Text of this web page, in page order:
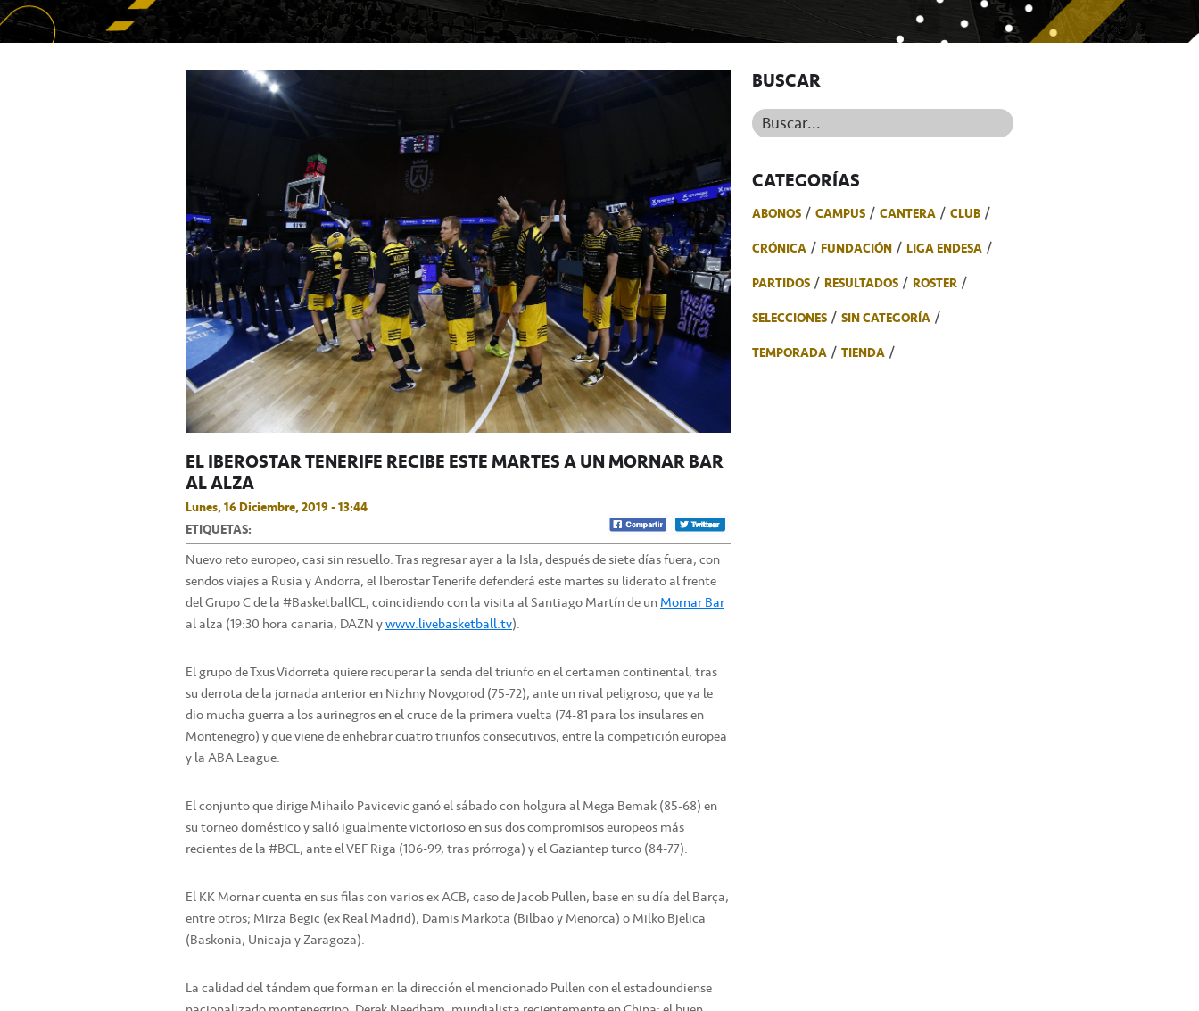
EL IBEROSTAR TENERIFE RECIBE ESTE MARTES A UN MORNAR BAR
AL ALZA
Lunes, 16 Diciembre, 2019 - 13:44
ETIQUETAS:
Nuevo reto europeo, casi sin resuello. Tras regresar ayer a la Isla, después de siete días fuera, con
sendos viajes a Rusia y Andorra, el Iberostar Tenerife defenderá este martes su liderato al frente
del Grupo C de la #BasketballCL, coincidiendo con la visita al Santiago Martín de unMornar Bar
al alza (19:30 hora canaria, DAZN ywww.livebasketball.tv).
El grupo de Txus Vidorreta quiere recuperar la senda del triunfo en el certamen continental, tras
su derrota de la jornada anterior en Nizhny Novgorod (75-72), ante un rival peligroso, que ya le
dio mucha guerra a los aurinegros en el cruce de la primera vuelta (74-81 para los insulares en
Montenegro) y que viene de enhebrar cuatro triunfos consecutivos, entre la competición europea
y la ABA League.
El conjunto que dirige Mihailo Pavicevic ganó el sábado con holgura al Mega Bemak (85-68) en
su torneo doméstico y salió igualmente victorioso en sus dos compromisos europeos más
recientes de la #BCL, ante el VEF Riga (106-99, tras prórroga) y el Gaziantep turco (84-77).
El KK Mornar cuenta en sus filas con varios ex ACB, caso de Jacob Pullen, base en su día del Barça,
entre otros; Mirza Begic (ex Real Madrid), Damis Markota (Bilbao y Menorca) o Milko Bjelica
(Baskonia, Unicaja y Zaragoza).
La calidad del tándem que forman en la dirección el mencionado Pullen con el estadoundiense
BUSCAR
Buscar...
CATEGORÍAS
ABONOS CAMPUS CANTERA
CLUB
CRÓNICA
FUNDACIÓN
LIGA ENDESA
PARTIDOS
RESULTADOS
ROSTER
SELECCIONES
SIN CATEGORÍA
TEMPORADA
TIENDA